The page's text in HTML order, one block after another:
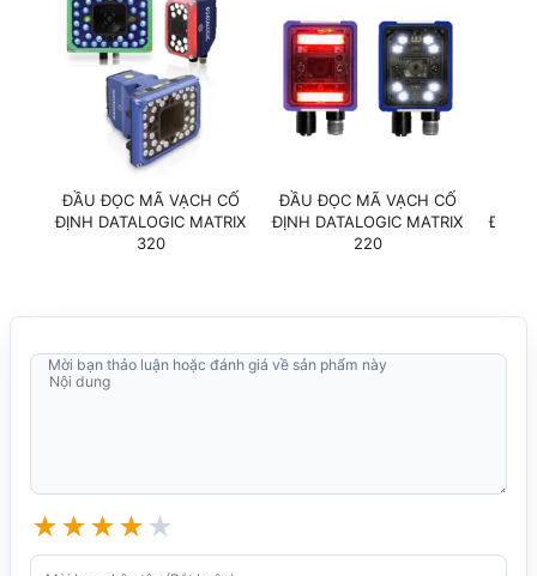
Tính năng môi trường
Nhiệt độ hoạt động 0 đến 45°C
Độ ẩm 90% không ngưng tụ
Kháng bụi, kháng nước
ĐẦU ĐỌC MÃ VẠCH CỐ
ĐỊNH DATALOGIC MATRIX
320
ĐẦU ĐỌC MÃ VẠCH CỐ
ĐỊNH DATALOGIC MATRIX
220
ĐỊNH
★★★★ ★
Mời bạn thảo luận hoặc đánh giá về sản phẩm này